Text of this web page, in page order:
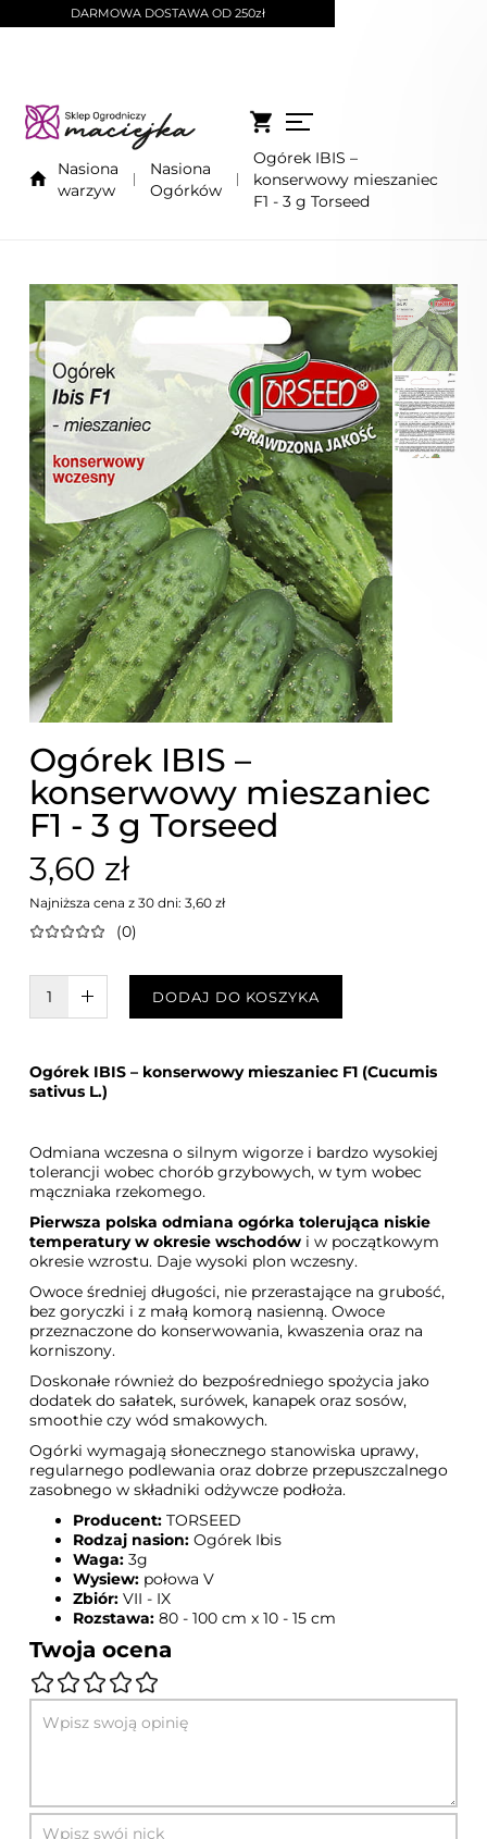
DARMOWA DOSTAWA OD 250zł
Nasiona
warzyw
Nasiona
Ogórków
Ogórek IBIS –
konserwowy mieszaniec
F1 - 3 g Torseed
Ogórek IBIS –
konserwowy mieszaniec
F1 - 3 g Torseed
3,60 zł
Najniższa cena z 30 dni: 3,60 zł
(0)
W KOSZYKU :)DODAJ DO KOSZYKA
Ogórek IBIS – konserwowy mieszaniec F1 (Cucumis
sativus L.)
Odmiana wczesna o silnym wigorze i bardzo wysokiej
tolerancji wobec chorób grzybowych, w tym wobec
mączniaka rzekomego.
Pierwsza polska odmiana ogórka tolerująca niskie
temperatury w okresie wschodów i w początkowym
okresie wzrostu. Daje wysoki plon wczesny.
Owoce średniej długości, nie przerastające na grubość,
bez goryczki i z małą komorą nasienną. Owoce
przeznaczone do konserwowania, kwaszenia oraz na
korniszony.
Doskonałe również do bezpośredniego spożycia jako
dodatek do sałatek, surówek, kanapek oraz sosów,
smoothie czy wód smakowych.
Ogórki wymagają słonecznego stanowiska uprawy,
regularnego podlewania oraz dobrze przepuszczalnego
zasobnego w składniki odżywcze podłoża.
Producent:TORSEED
Rodzaj nasion:Ogórek Ibis
Waga: 3g
Wysiew: połowa V
Zbiór: VII - IX
Rozstawa: 80 - 100 cm x 10 - 15 cm
Twoja ocena